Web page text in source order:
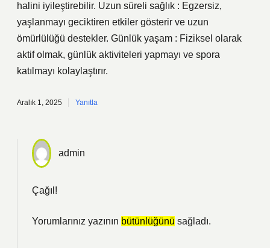
halini iyileştirebilir. Uzun süreli sağlık : Egzersiz,
yaşlanmayı geciktiren etkiler gösterir ve uzun
ömürlülüğü destekler. Günlük yaşam : Fiziksel olarak
aktif olmak, günlük aktiviteleri yapmayı ve spora
katılmayı kolaylaştırır.
Aralık 1, 2025 Yanıtla
Çağıl!
Yorumlarınız yazının bütünlüğünü sağladı.